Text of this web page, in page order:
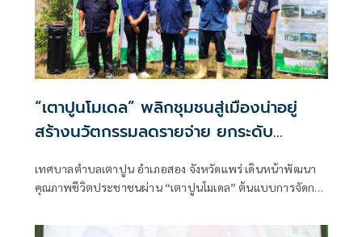
“เตาปูนโมเดล” พลิกชุมชนสู่เมืองน่าอยู่
สร้างนวัตกรรมลดรายจ่าย ยกระดับ
เทศบาลตำบลเตาปูน อำเภอสอง จังหวัดแพร่ เดินหน้าพัฒนา
คุณภาพชีวิตประชาชนผ่าน “เตาปูนโมเดล” ต้นแบบการจัดการ